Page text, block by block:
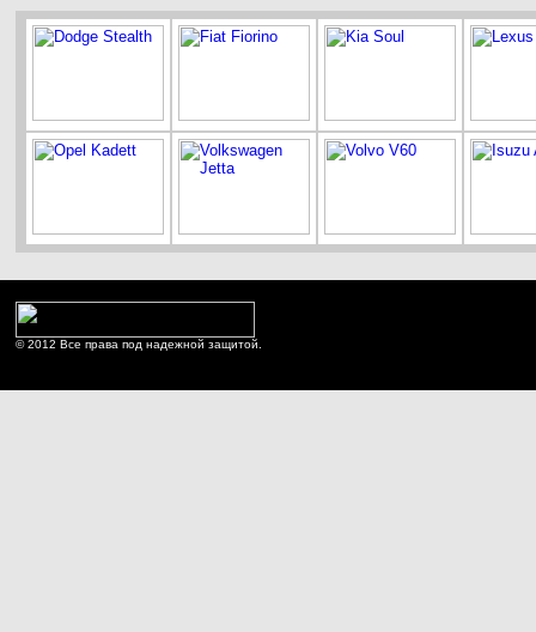
© 2012 Все права под надежной защитой.